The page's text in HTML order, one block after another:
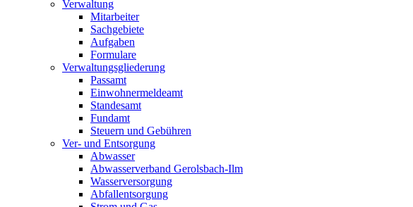
Verwaltung
Mitarbeiter
Sachgebiete
Aufgaben
Formulare
Verwaltungsgliederung
Passamt
Einwohnermeldeamt
Standesamt
Fundamt
Steuern und Gebühren
Ver- und Entsorgung
Abwasser
Abwasserverband Gerolsbach-Ilm
Wasserversorgung
Abfallentsorgung